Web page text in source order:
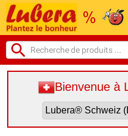
Bienvenue à